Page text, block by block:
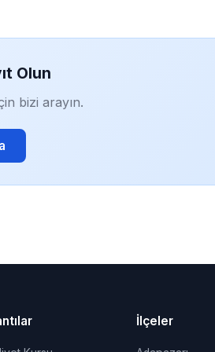
Olun
bizi arayın.
İlçeler